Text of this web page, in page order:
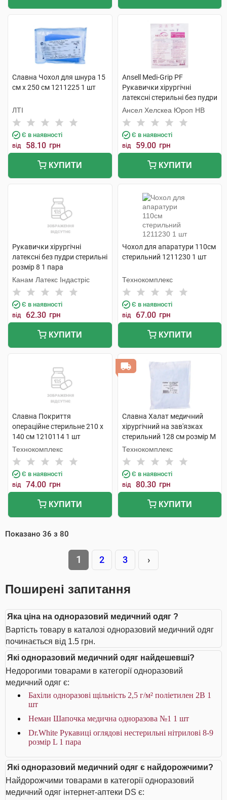
Славна Чохол для шнура 15
см х 250 см 1211225 1 шт
ЛТІ
Є в наявності
від 58.10 грн
КУПИТИ
Ansell Medi-Grip PF
Рукавички хірургічні
латексні стерильні без пудри
розмір 7 1 пара
Ансел Хелскеа Юроп НВ
Є в наявності
від 59.00 грн
КУПИТИ
Рукавички хірургічні
латексні без пудри стерильні
розмір 8 1 пара
Канам Латекс Індастріс
Є в наявності
від 62.30 грн
КУПИТИ
Чохол для апаратури 110см
стерильний 1211230 1 шт
Технокомплекс
Є в наявності
від 67.00 грн
КУПИТИ
Славна Покриття
операційне стерильне 210 х
140 см 1210114 1 шт
Технокомплекс
Є в наявності
від 74.00 грн
КУПИТИ
Славна Халат медичний
хірургічний на зав'язках
стерильний 128 см розмір М
(46-48) 1220501 1 шт
Технокомплекс
Є в наявності
від 80.30 грн
КУПИТИ
Показано 36 з 80
1 2 3 ›
Поширені запитання
Яка ціна на одноразовий медичний одяг ?
Вартість товару в каталозі одноразовий медичний одяг
починається від 1.5 грн.
Які одноразовий медичний одяг найдешевші?
Недорогими товарами в категорії одноразовий
медичний одяг є:
Бахіли одноразові щільність 2,5 г/м² поліетилен 2В 1
шт
Неман Шапочка медична одноразова №1 1 шт
Dr.White Рукавиці оглядові нестерильні нітрилові 8-9
розмір L 1 пара
Які одноразовий медичний одяг є найдорожчими?
Найдорожчими товарами в категорії одноразовий
медичний одяг інтернет-аптеки DS є: